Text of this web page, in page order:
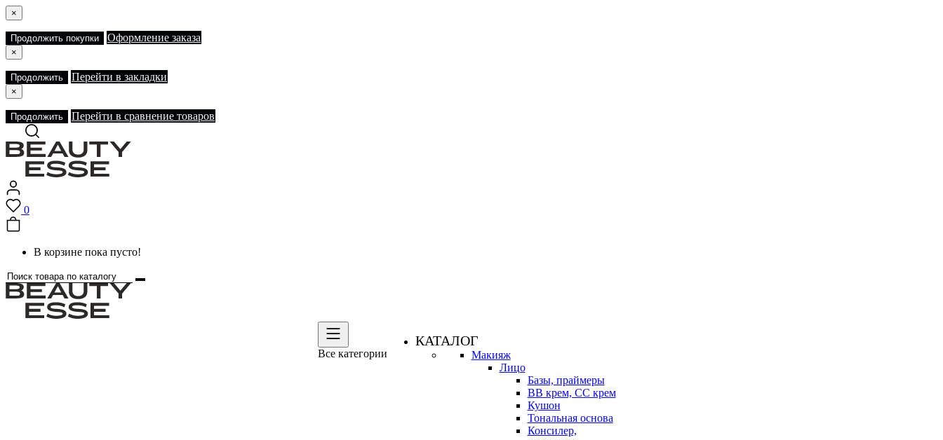
×
Продолжить покупки Оформление заказа
×
Продолжить Перейти в закладки
×
Продолжить Перейти в сравнение товаров
0
В корзине пока пусто!
Все категории
КАТАЛОГ
Макияж
Лицо
Базы, праймеры
BB крем, CC крем
Кушон
Тональная основа
Консилер,